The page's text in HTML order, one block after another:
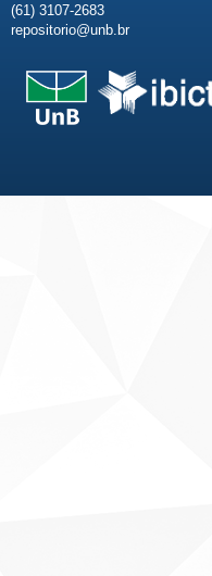
(61) 3107-2683
repositorio@unb.br